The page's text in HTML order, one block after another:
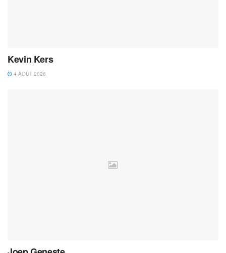
Kevin Kers
4 AOÛT 2026